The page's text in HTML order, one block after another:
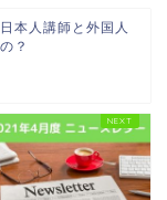
本人講師と外国人
？